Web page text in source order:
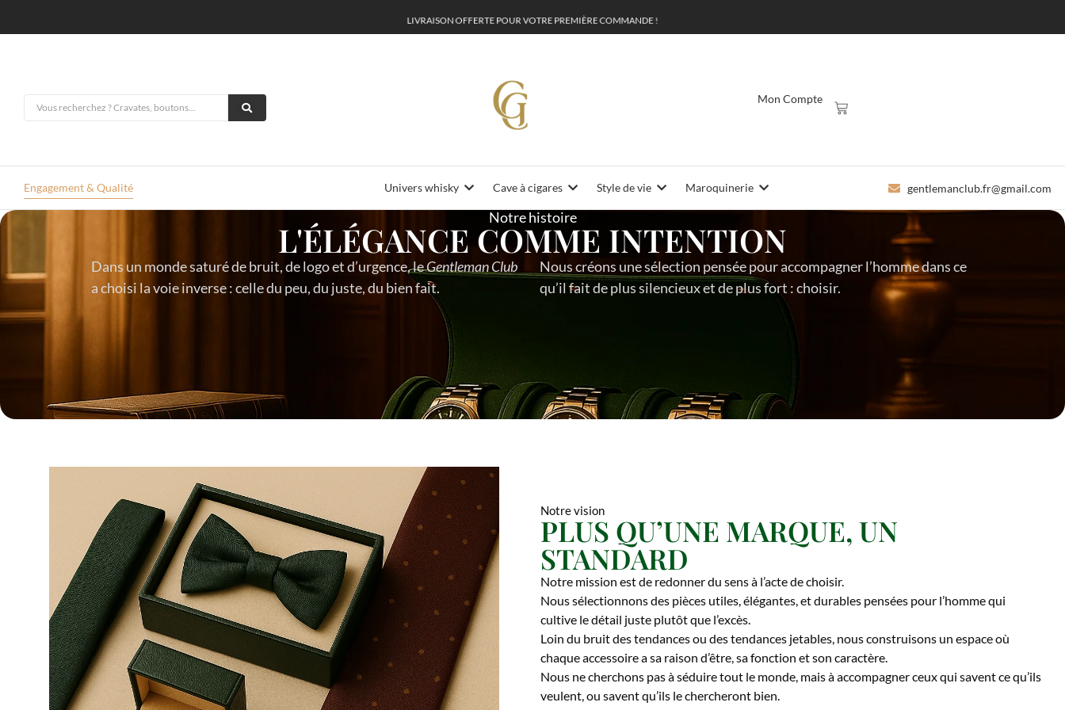
VRAISONOFFERT POUR VOTRE PREMIÈRECOMMANDE
Mon Compte
Engagement & Qualité Univers whisky Cave à cigares Style de vie Maroquinerie gentlemanclub.fr@gmail.com
Notre histoire
L'ÉLÉGANCE COMME INTENTION
Dans un monde saturé de bruit, de logo et d’urgence, leGentleman Club
a choisi la voie inverse : celle du peu, du juste, du bien fait.
Nous créons une sélection pensée pour accompagner l’homme dans ce
qu’il fait de plus silencieux et de plus fort : choisir.
Notre vision
PLUS QU’UNE MARQUE, UN
STANDARD
Notre mission est de redonner du sens à l’acte de choisir.
Nous sélectionnons des pièces utiles, élégantes, et durables pensées pour l’homme qui
cultive le détail juste plutôt que l’excès.
Loin du bruit des tendances ou des tendances jetables, nous construisons un espace où
chaque accessoire a sa raison d’être, sa fonction et son caractère.
Nous ne cherchons pas à séduire tout le monde, mais à accompagner ceux qui savent ce qu’ils
veulent, ou savent qu’ils le chercheront bien.